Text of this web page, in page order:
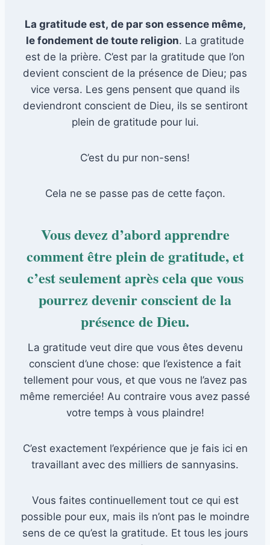
La gratitude est, de par son essence même,
le fondement de toute religion. La gratitude
est de la prière. C’est par la gratitude que l’on
devient conscient de la présence de Dieu; pas
vice versa. Les gens pensent que quand ils
deviendront conscient de Dieu, ils se sentiront
plein de gratitude pour lui.
C’est du pur non-sens!
Cela ne se passe pas de cette façon.
Vous devez d’abord apprendre
comment être plein de gratitude, et
c’est seulement après cela que vous
pourrez devenir conscient de la
présence de Dieu.
La gratitude veut dire que vous êtes devenu
conscient d’une chose: que l’existence a fait
tellement pour vous, et que vous ne l’avez pas
même remerciée! Au contraire vous avez passé
votre temps à vous plaindre!
C’est exactement l’expérience que je fais ici en
travaillant avec des milliers de sannyasins.
Vous faites continuellement tout ce qui est
possible pour eux, mais ils n’ont pas le moindre
sens de ce qu’est la gratitude. Et tous les jours